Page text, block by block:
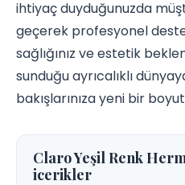
ihtiyaç duyduğunuzda
geçerek profesyonel
sağlığınız ve estetik
sunduğu ayrıcalıklı
bakışlarınıza yeni bir
Claro Yeşil Renk
icerikler